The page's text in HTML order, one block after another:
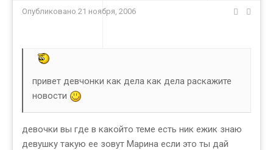
Опубликовано 21 ноября, 2006
привет девчонки как дела как дела раскажите
новости
девочки вы где в какойто теме есть ник ежик знаю
девушку такую ее зовут Марина если это ты дай